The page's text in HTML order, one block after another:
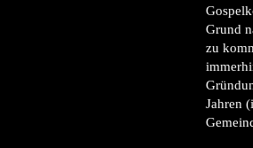
Grund
zu
Jahren